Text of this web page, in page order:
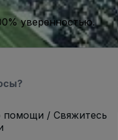
уверенностью.
помощи / Свяжитесь